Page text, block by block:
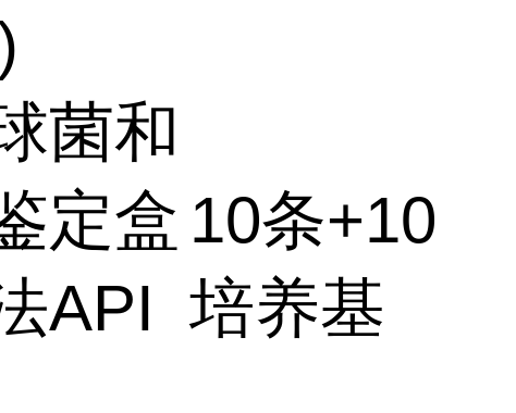
菌和
定盒
API
10条+10
培养基